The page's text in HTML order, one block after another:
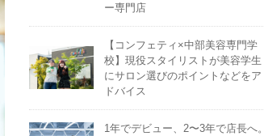
ー専門店
【コンフェティ×中部美容専門学
校】現役スタイリストが美容学生
にサロン選びのポイントなどをア
ドバイス
1年でデビュー、2〜3年で店長へ。